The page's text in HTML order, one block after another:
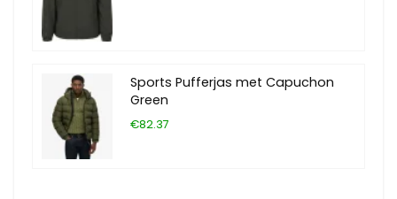
Sports Pufferjas met Capuchon
Green
€82.37